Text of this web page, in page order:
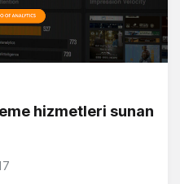
hizmetleri sunan